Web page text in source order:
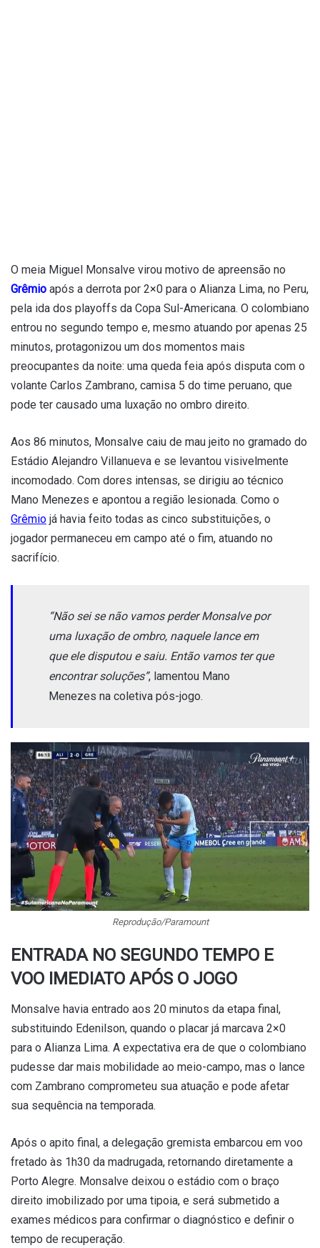
O meia Miguel Monsalve virou motivo de apreensão no
Grêmio após a derrota por 2×0 para o Alianza Lima, no Peru,
pela ida dos playoffs da Copa Sul-Americana. O colombiano
entrou no segundo tempo e, mesmo atuando por apenas 25
minutos, protagonizou um dos momentos mais
preocupantes da noite: uma queda feia após disputa com o
volante Carlos Zambrano, camisa 5 do time peruano, que
pode ter causado uma luxação no ombro direito.
Aos 86 minutos, Monsalve caiu de mau jeito no gramado do
Estádio Alejandro Villanueva e se levantou visivelmente
incomodado. Com dores intensas, se dirigiu ao técnico
Mano Menezes e apontou a região lesionada. Como o
Grêmio já havia feito todas as cinco substituições, o
jogador permaneceu em campo até o fim, atuando no
sacrifício.
“Não sei se não vamos perder Monsalve por
uma luxação de ombro, naquele lance em
que ele disputou e saiu. Então vamos ter que
encontrar soluções”, lamentou Mano
Menezes na coletiva pós-jogo.
Reprodução/Paramount
ENTRADA NO SEGUNDO TEMPO E
VOO IMEDIATO APÓS O JOGO
Monsalve havia entrado aos 20 minutos da etapa final,
substituindo Edenilson, quando o placar já marcava 2×0
para o Alianza Lima. A expectativa era de que o colombiano
pudesse dar mais mobilidade ao meio-campo, mas o lance
com Zambrano comprometeu sua atuação e pode afetar
sua sequência na temporada.
Após o apito final, a delegação gremista embarcou em voo
fretado às 1h30 da madrugada, retornando diretamente a
Porto Alegre. Monsalve deixou o estádio com o braço
direito imobilizado por uma tipoia, e será submetido a
exames médicos para confirmar o diagnóstico e definir o
tempo de recuperação.